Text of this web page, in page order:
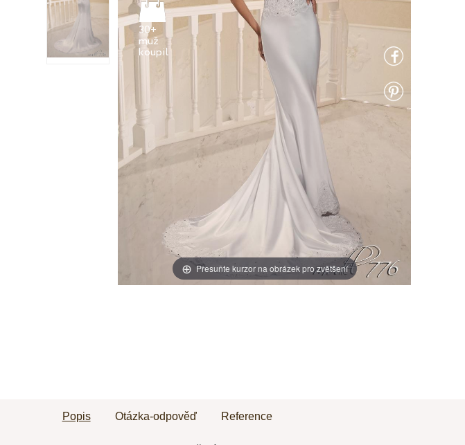
Přesuňte kurzor na obrázek pro zvětšení
30+
muž
Popis Otázka-odpověď Reference